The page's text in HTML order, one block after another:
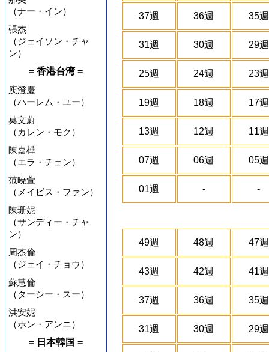
（ナー・イン）
張杰
（ジェイソン・チャ
ン）
= 香港台湾 =
庾澄慶
（ハーレム・ユー）
莫文蔚
（カレン・モク）
陳嘉樺
（エラ・チェン）
范曉萱
（メイビス・ファン）
陳珊妮
（サンディー・チャ
ン）
周杰倫
（ジェイ・チョウ）
蘇慧倫
（ターシー・スー）
洪安妮
（ホン・アンニ）
= 日本韓国 =
37週 36週 35週
31週 30週 29週
25週 24週 23週
19週 18週 17週
13週 12週 11週
07週 06週 05週
01週 - -
49週 48週 47週
43週 42週 41週
37週 36週 35週
31週 30週 29週